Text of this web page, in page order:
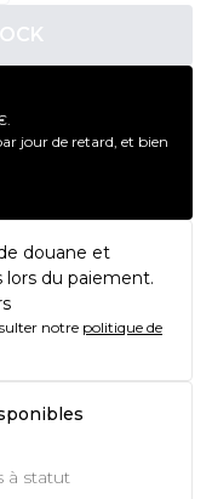
jour de retard, et bien
douane et
du paiement.
notre politique de
à statut